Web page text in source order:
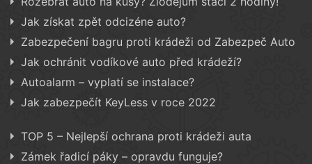
Jak získat zpět odcizéne auto?
Zabezpečení bagru proti krádeži od Zabezpeč Auto
Jak ochránit vodíkové auto před krádeží?
Autoalarm – vyplatí se instalace?
Jak zabezpečít KeyLess v roce 2022
TOP 5 – Nejlepší ochrana proti krádeži auta
Zámek řadicí páky – opravdu funguje?